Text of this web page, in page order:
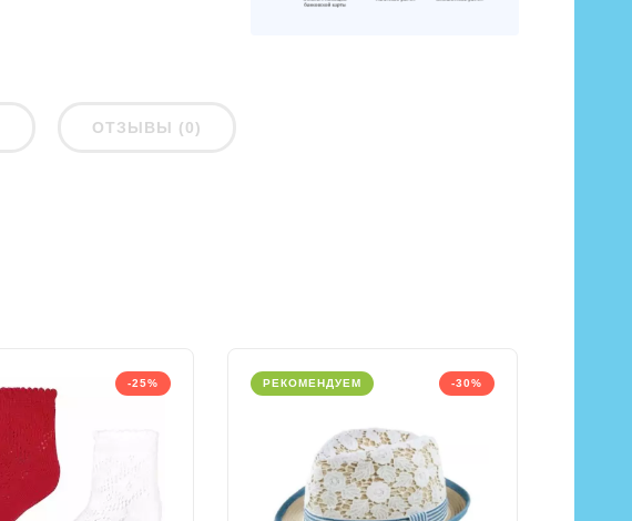
ОТЗЫВЫ (0)
-25% -30%
РЕКОМЕНДУЕМ